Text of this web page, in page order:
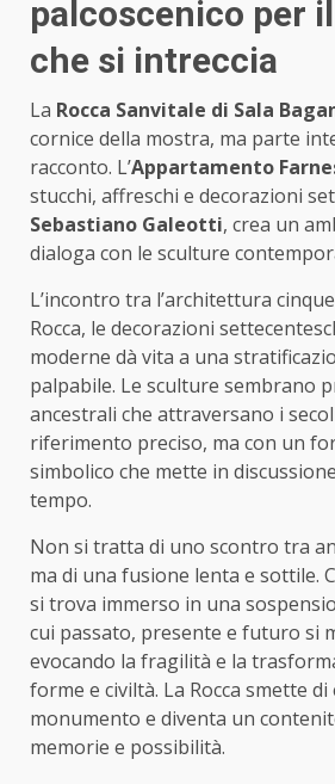
palcoscenico per
che si intreccia
La Rocca Sanvitale di Sala
cornice della mostra, ma parte
racconto. L’Appartamento
stucchi, affreschi e decorazioni
Sebastiano Galeotti, crea un
dialoga con le sculture
L’incontro tra l’architettura
Rocca, le decorazioni
moderne dà vita a una
palpabile. Le sculture sembrano
ancestrali che attraversano i
riferimento preciso, ma con un
simbolico che mette in
tempo.
Non si tratta di uno scontro tra
ma di una fusione lenta e sottile.
si trova immerso in una
cui passato, presente e futuro si
evocando la fragilità e la
forme e civiltà. La Rocca smette
monumento e diventa un
memorie e possibilità.